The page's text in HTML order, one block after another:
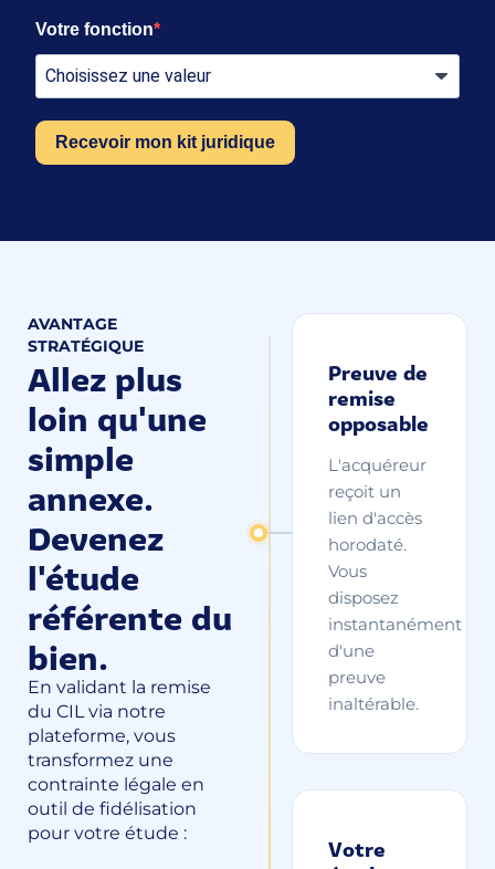
Votre fonction
Recevoir mon kit juridique
AVANTAGE
STRATÉGIQUE
Allez plus
loin qu'une
simple
annexe.
Devenez
l'étude
référente du
bien.
En validant la remise
du CIL via notre
plateforme, vous
transformez une
contrainte légale en
outil de fidélisation
pour votre étude :
Preuve de
remise
opposable
L'acquéreur
reçoit un
lien d'accès
horodaté.
Vous
disposez
instantanément
d'une
preuve
inaltérable.
Votre